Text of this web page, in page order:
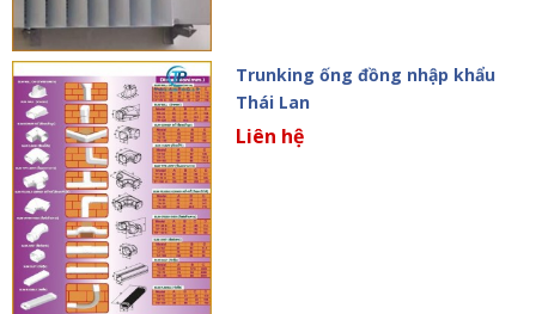
Trunking ống đồng nhập khẩu
Thái Lan
Liên hệ